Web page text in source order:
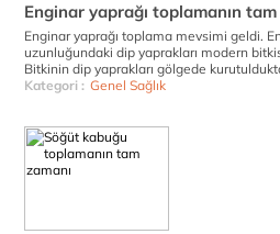
Enginar yaprağı toplamanın tam
Enginar yaprağı toplama mevsimi geldi.
uzunluğundaki dip yaprakları modern
Bitkinin dip yaprakları gölgede
Kategori : Genel Sağlık